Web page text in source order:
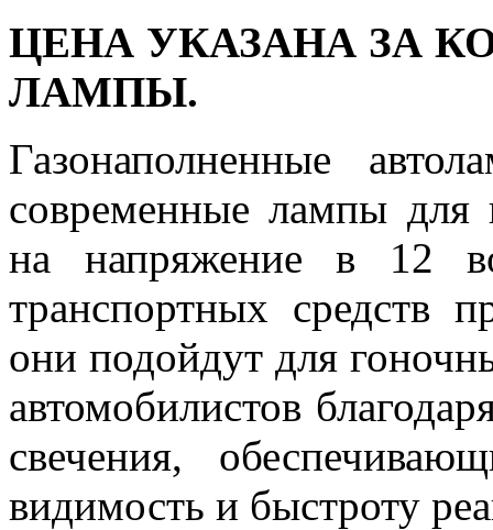
ЦЕНА УКАЗАНА ЗА
ЛАМПЫ.
Газонаполненные
современные лампы для
на напряжение в 12
транспортных средств
они подойдут для
автомобилистов
свечения,
видимость и быстроту